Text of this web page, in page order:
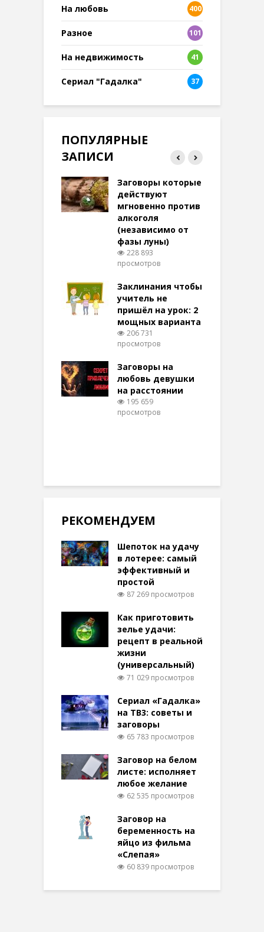
На любовь 400
Разное
101
8
На недвижимость 41
Сериал "Гадалка" 37
ПОПУЛЯРНЫЕ
ЗАПИСИ
Заговоры которые
действуют
мгновенно против
алкоголя
(независимо от
фазы луны)
228 893
просмотров
Заклинания чтобы
учитель не
пришёл на урок: 2
мощных варианта
206 731
просмотров
Заговоры на
любовь девушки
на расстоянии
195 659
просмотров
РЕКОМЕНДУЕМ
Шепоток на удачу
в лотерее: самый
эффективный и
простой
87 269 просмотров
Как приготовить
зелье удачи:
рецепт в реальной
жизни
(универсальный)
71 029 просмотров
Сериал «Гадалка»
на ТВ3: советы и
заговоры
65 783 просмотров
Заговор на белом
листе: исполняет
любое желание
62 535 просмотров
Заговор на
беременность на
яйцо из фильма
«Слепая»
60 839 просмотров